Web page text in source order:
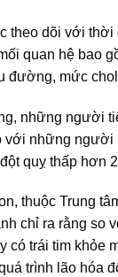
theo dõi với thời
quan hệ bao
đường, mức
những người
với những người
quỵ thấp hơn
thuộc Trung
chỉ ra rằng
có trái tim khỏe
trình lão hóa